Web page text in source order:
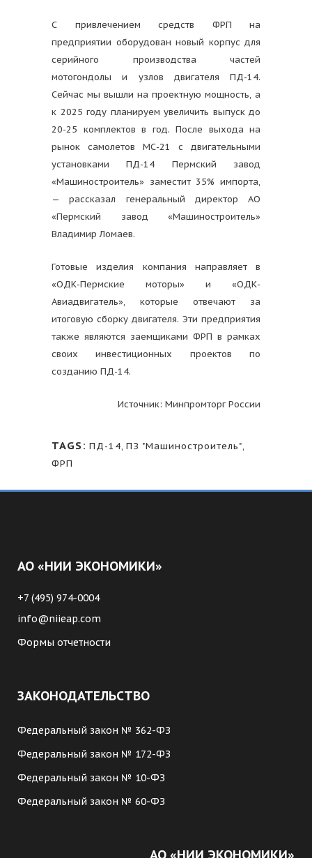
С привлечением средств ФРП на
предприятии оборудован новый корпус для
серийного производства частей
мотогондолы и узлов двигателя ПД-14.
Сейчас мы вышли на проектную мощность, а
к 2025 году планируем увеличить выпуск до
20-25 комплектов в год. После выхода на
рынок самолетов МС-21 с двигательными
установками ПД-14 Пермский завод
«Машиностроитель» заместит 35% импорта,
— рассказал генеральный директор АО
«Пермский завод «Машиностроитель»
Владимир Ломаев.
Готовые изделия компания направляет в
«ОДК-Пермские моторы» и «ОДК-
Авиадвигатель», которые отвечают за
итоговую сборку двигателя. Эти предприятия
также являются заемщиками ФРП в рамках
своих инвестиционных проектов по
созданию ПД-14.
Источник: Минпромторг России
TAGS: ПД-14, ПЗ "Машиностроитель",
ФРП
АО «НИИ ЭКОНОМИКИ»
+7 (495) 974-0004
info@niieap.com
Формы отчетности
ЗАКОНОДАТЕЛЬСТВО
Федеральный закон № 362-ФЗ
Федеральный закон № 172-ФЗ
Федеральный закон № 10-ФЗ
Федеральный закон № 60-ФЗ